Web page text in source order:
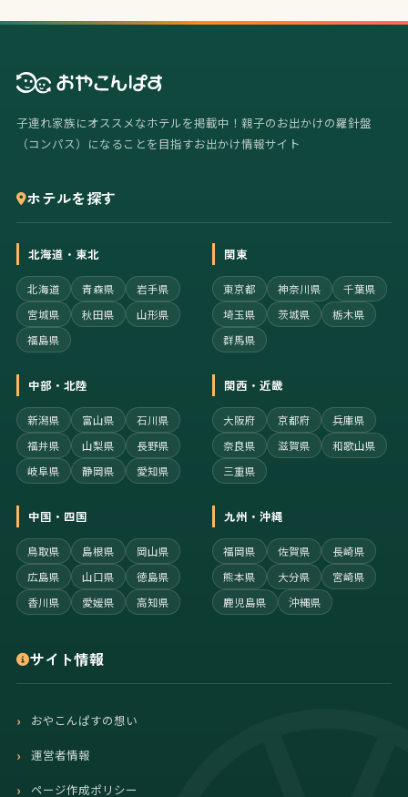
子連れ家族にオススメなホテルを掲載中！親子のお出かけの羅針盤
（コンパス）になることを目指すお出かけ情報サイト
ホテルを探す
北海道・東北
北海道 青森県
岩手県
宮城県
秋田県
山形県
福島県
関東
東京都 神奈川県
千葉県
埼玉県
茨城県
栃木県
群馬県
中部・北陸
新潟県 富山県
石川県
福井県
山梨県
長野県
岐阜県
静岡県 愛知県
関西・近畿
大阪府 京都府
兵庫県
奈良県
滋賀県
和歌山県
三重県
中国・四国
鳥取県 島根県
岡山県
広島県
山口県
徳島県
香川県
愛媛県 高知県
九州・沖縄
福岡県 佐賀県
長崎県
熊本県
大分県
宮崎県
鹿児島県
沖縄県
サイト情報
おやこんぱすの想い
運営者情報
ページ作成ポリシー